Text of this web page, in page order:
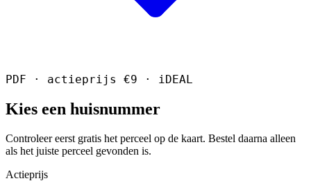
PDF · actieprijs €9 · iDEAL
Kies een huisnummer
Controleer eerst gratis het perceel op de kaart. Bestel daarna alleen
als het juiste perceel gevonden is.
Actieprijs